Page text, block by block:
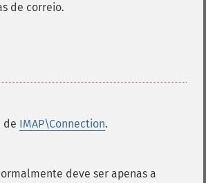
de correio.
de IMAP\Connection.
deve ser apenas a